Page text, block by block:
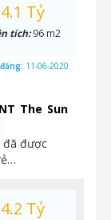
The Sun
đã được
4.1 Tỷ
tích:96 m2
11-06-2020
4.2 Tỷ